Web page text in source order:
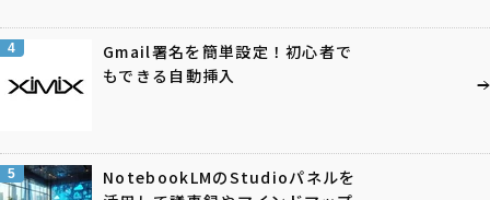
4
Gmail署名を簡単設定！初心者で
もできる自動挿入
5
NotebookLMのStudioパネルを